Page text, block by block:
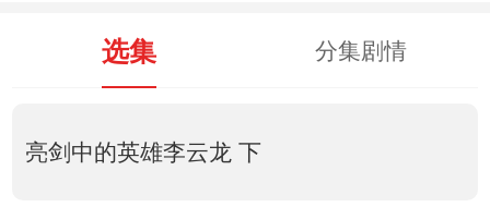
选集 分集剧情
亮剑中的英雄李云龙 下